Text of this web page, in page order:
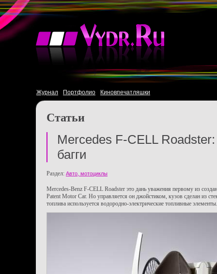
Журнал Портфолио Киновпечатляшки
Статьи
Mercedes F-CELL Roadster:
багги
Раздел: Авто, мотоциклы
Mercedes-Benz F-CELL Roadster это дань уважения первому из
Patent Motor Car. Но управляется он джойстиком, кузов сделан из
топлива используется водородно-электрические топливные элементы.